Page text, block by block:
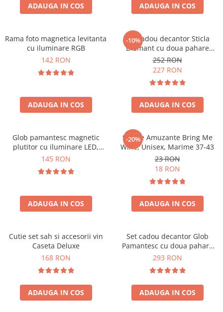
Cadouri Fete
Cadouri Haioase
Cadouri de Casa Noua
Cadouri Majorat
Cadouri pentru Bunici
Cadouri pentru Prieteni
Cel ce are tot
Cadouri Nunta si Cununie civila
Cani si Termosuri
Produse pentru Calatorie
Seturi de caligrafie
Cadouri Sfantul Alexandru
Cadouri Constantin si Elena
Cadouri Sfanta Maria
Cadouri Sfintii Mihail si Gavriil
ADAUGA IN COS ADAUGA IN COS
Rama foto magnetica levitanta
cu iluminare RGB
142 RON
ADAUGA IN COS
-10%
Set cadou decantor Sticla
Diamant cu doua pahare
Deluxe
252 RON
227 RON
ADAUGA IN COS
Glob pamantesc magnetic
plutitor cu iluminare LED,
Forma C
145 RON
ADAUGA IN COS
-20%
Sosete Amuzante Bring Me
Wine, Unisex, Marime 37-43
23 RON
18 RON
ADAUGA IN COS
Cutie set sah si accesorii vin
Caseta Deluxe
168 RON
ADAUGA IN COS
Set cadou decantor Glob
Pamantesc cu doua pahare
Deluxe
293 RON
ADAUGA IN COS